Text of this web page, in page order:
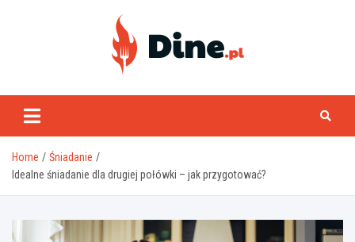
www.dine.pl
Home
Śniadanie
Idealne śniadanie dla drugiej połówki – jak przygotować?